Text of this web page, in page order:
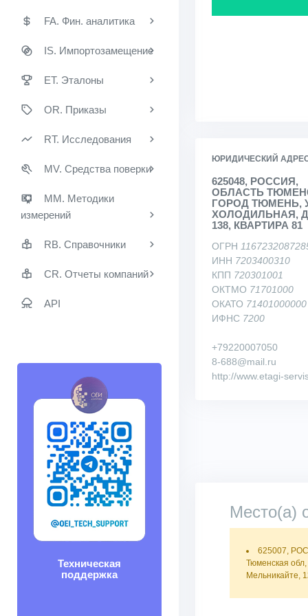
FA. Фин. аналитика
IS. Импортозамещение
ET. Эталоны
OR. Приказы
RT. Исследования
MV. Средства поверки
MM. Методики
измерений
RB. Справочники
CR. Отчеты компаний
API
Техническая
поддержка
ЮРИДИЧЕСКИЙ
625048, РОССИЯ,
ОБЛАСТЬ
ГОРОД ТЮМЕНЬ,
ХОЛОДИЛЬНАЯ,
138, КВАРТИРА 81
ОГРН
ИНН 7203400310
КПП 720301001
ОКТМО 71701000
ОКАТО 71401000000
ИФНС 7200
+79220007050
8-688@mail.ru
http://www.etagi-
Место(а)
625007,
Тюменская
Мельникайте,